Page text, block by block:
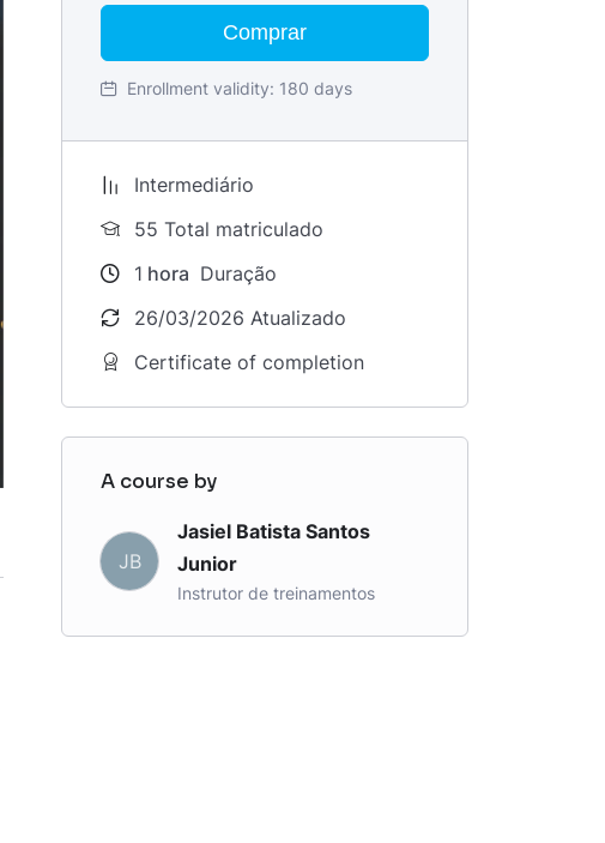
Comprar
Enrollment validity: 180 days
Intermediário
55 Total matriculado
1 hora Duração
26/03/2026 Atualizado
Certificate of completion
A course by
JB
Jasiel Batista Santos
Junior
Instrutor de treinamentos